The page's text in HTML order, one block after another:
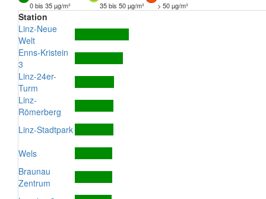
0 bis 35 µg/m³
35 bis 50 µg/m³ > 50 µg/m³
Station
Linz-Neue
Welt
Enns-Kristein
3
Linz-24er-
Turm
Linz-
Römerberg
Linz-Stadtpark
Wels
Braunau
Zentrum